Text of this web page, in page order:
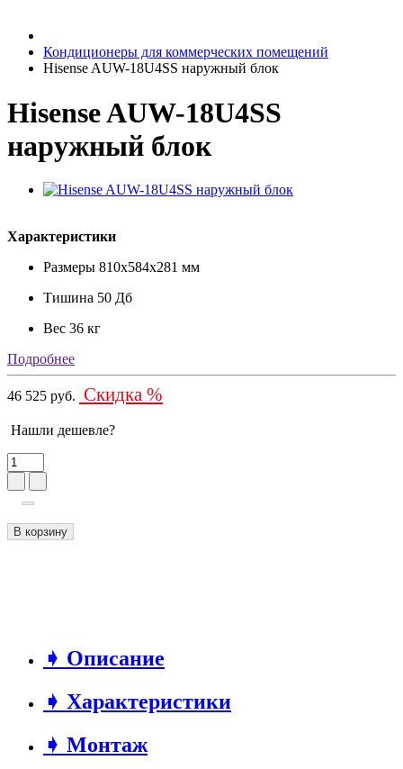
Кондиционеры для коммерческих помещений
Hisense AUW-18U4SS наружный блок
Hisense AUW-18U4SS
наружный блок
Характеристики
Размеры 810x584x281 мм
Тишина 50 Дб
Вес 36 кг
Подробнее
46 525 руб. Скидка %
Нашли дешевле?
В корзину
➧ Описание
➧ Характеристики
➧ Монтаж